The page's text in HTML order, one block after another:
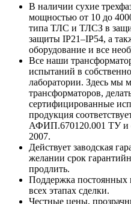
В наличии сухие
мощностью от 10 до
типа ТЛС и ТЛСЗ в
защиты IP21–IP54, а
оборудование и все
Все наши
испытаний в
лаборатории. Здесь мы
трансформаторов,
сертифицированные
продукция
АФИП.670120.001 ТУ и
2007.
Действует заводская
желании срок
продлить.
Поддержка постоянных
всех этапах сделки.
Честные цены,